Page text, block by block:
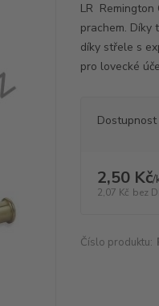
LR Remington
prachem. Díky
díky střele s
pro lovecké
Dostupnost
2,50 Kč/
2,07 Kč bez
Číslo produktu: